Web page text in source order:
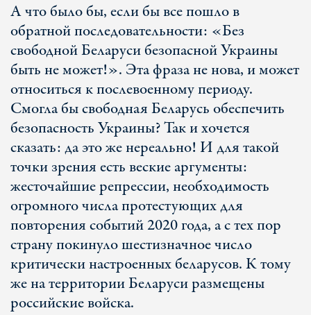
А что было бы, если бы все пошло в
обратной последовательности: «Без
свободной Беларуси безопасной Украины
быть не может!». Эта фраза не нова, и может
относиться к послевоенному периоду.
Смогла бы свободная Беларусь обеспечить
безопасность Украины? Так и хочется
сказать: да это же нереально! И для такой
точки зрения есть веские аргументы:
жесточайшие репрессии, необходимость
огромного числа протестующих для
повторения событий 2020 года, а с тех пор
страну покинуло шестизначное число
критически настроенных беларусов. К тому
же на территории Беларуси размещены
российские войска.